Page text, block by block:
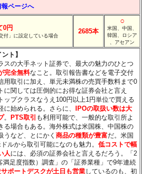
ページへ
0円
付」に設定している場合
2685本
○
米国、中国、
韓国、ロシア
、アセアン
ト】
スの大手ネット証券で、最大の魅力のひとつ
完全無料なこと。取引報告書などを電子交付
用取引に加え、単元未満株の売買手数料まで0
に関しては圧倒的にお得な証券会社と言え
ップクラスなうえ100円以上1円単位で買える
始められる。さらに、
IPOの取扱い数は大
。 PTS取引 も利用可能で、一般的な取引所よ
る場合もある。海外株式は米国株、中国株の
うなど、とにかく商品の種類が豊富だ。米国
ルから取引可能になのも魅力。低コストで幅
人には、必須の証券会社と言えるだろう。「2
満足度指数）調査」の「証券業種」で9年連続
ポートデスクが土日も営業しているのも、初